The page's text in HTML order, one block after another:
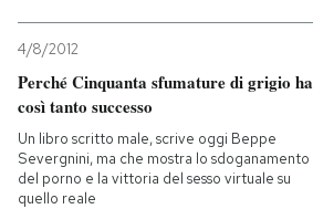
4/8/2012
Perché Cinquanta sfumature di grigio ha
così tanto successo
Un libro scritto male, scrive oggi Beppe
Severgnini, ma che mostra lo sdoganamento
del porno e la vittoria del sesso virtuale su
quello reale